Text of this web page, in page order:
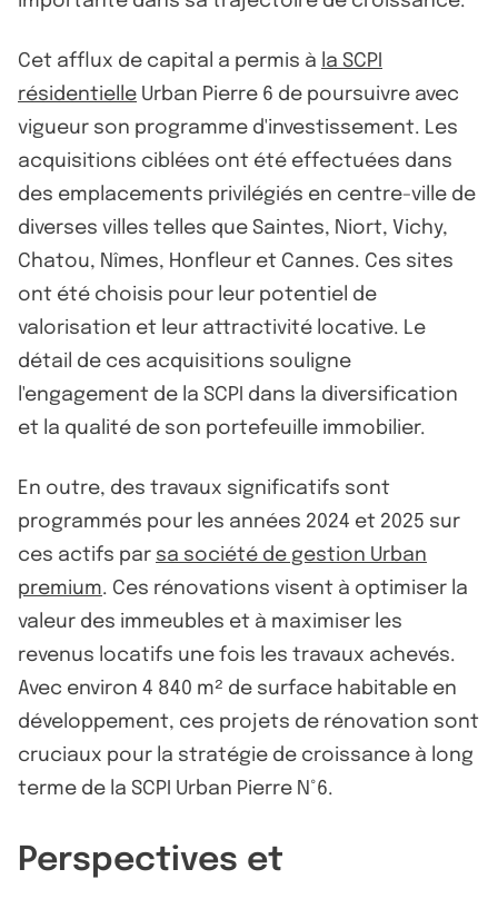
Cet afflux de capital a permis à la SCPI
résidentielle Urban Pierre 6 de poursuivre avec
vigueur son programme d'investissement. Les
acquisitions ciblées ont été effectuées dans
des emplacements privilégiés en centre-ville de
diverses villes telles que Saintes, Niort, Vichy,
Chatou, Nîmes, Honfleur et Cannes. Ces sites
ont été choisis pour leur potentiel de
valorisation et leur attractivité locative. Le
détail de ces acquisitions souligne
l'engagement de la SCPI dans la diversification
et la qualité de son portefeuille immobilier.
En outre, des travaux significatifs sont
programmés pour les années 2024 et 2025 sur
ces actifs par sa société de gestion Urban
premium. Ces rénovations visent à optimiser la
valeur des immeubles et à maximiser les
revenus locatifs une fois les travaux achevés.
Avec environ 4 840 m² de surface habitable en
développement, ces projets de rénovation sont
cruciaux pour la stratégie de croissance à long
terme de la SCPI Urban Pierre N°6.
Perspectives et